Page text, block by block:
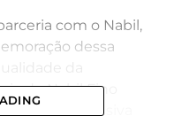
com o Nabil,
dessa
do Nabil Fino
linha exclusiva